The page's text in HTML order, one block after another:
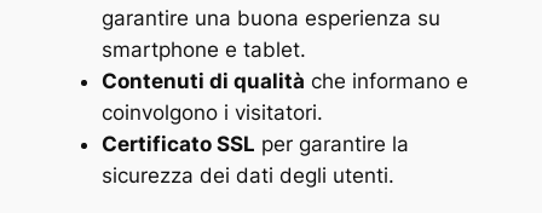
garantire una buona esperienza su
smartphone e tablet.
Contenuti di qualità che informano e
coinvolgono i visitatori.
Certificato SSL per garantire la
sicurezza dei dati degli utenti​.